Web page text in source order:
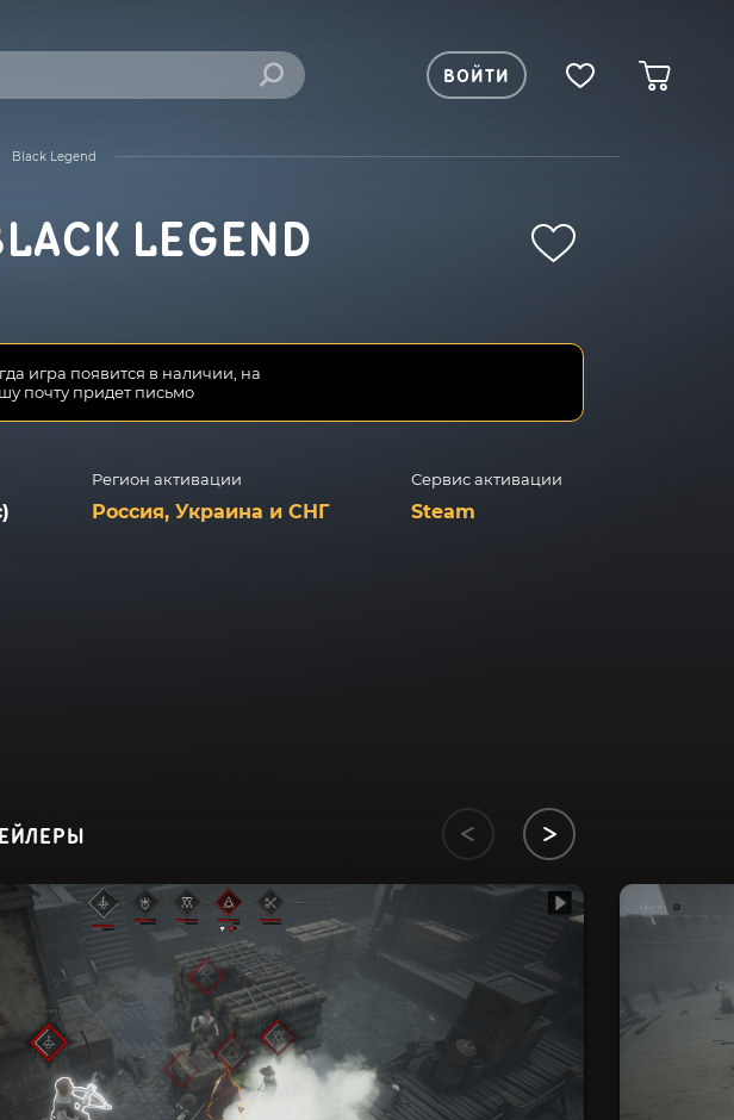
ВОЙТИ
Black Legend
LEGEND
игра появится в наличии, на
почту придет письмо
Регион активации
Россия, Украина и СНГ
Сервис активации
Steam